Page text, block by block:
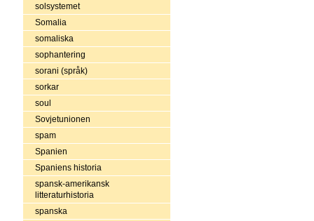
solsystemet
Somalia
somaliska
sophantering
sorani (språk)
sorkar
soul
Sovjetunionen
spam
Spanien
Spaniens historia
spansk-amerikansk
litteraturhistoria
spanska